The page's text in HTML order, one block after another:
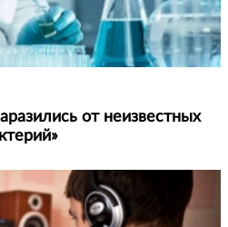
от неизвестных